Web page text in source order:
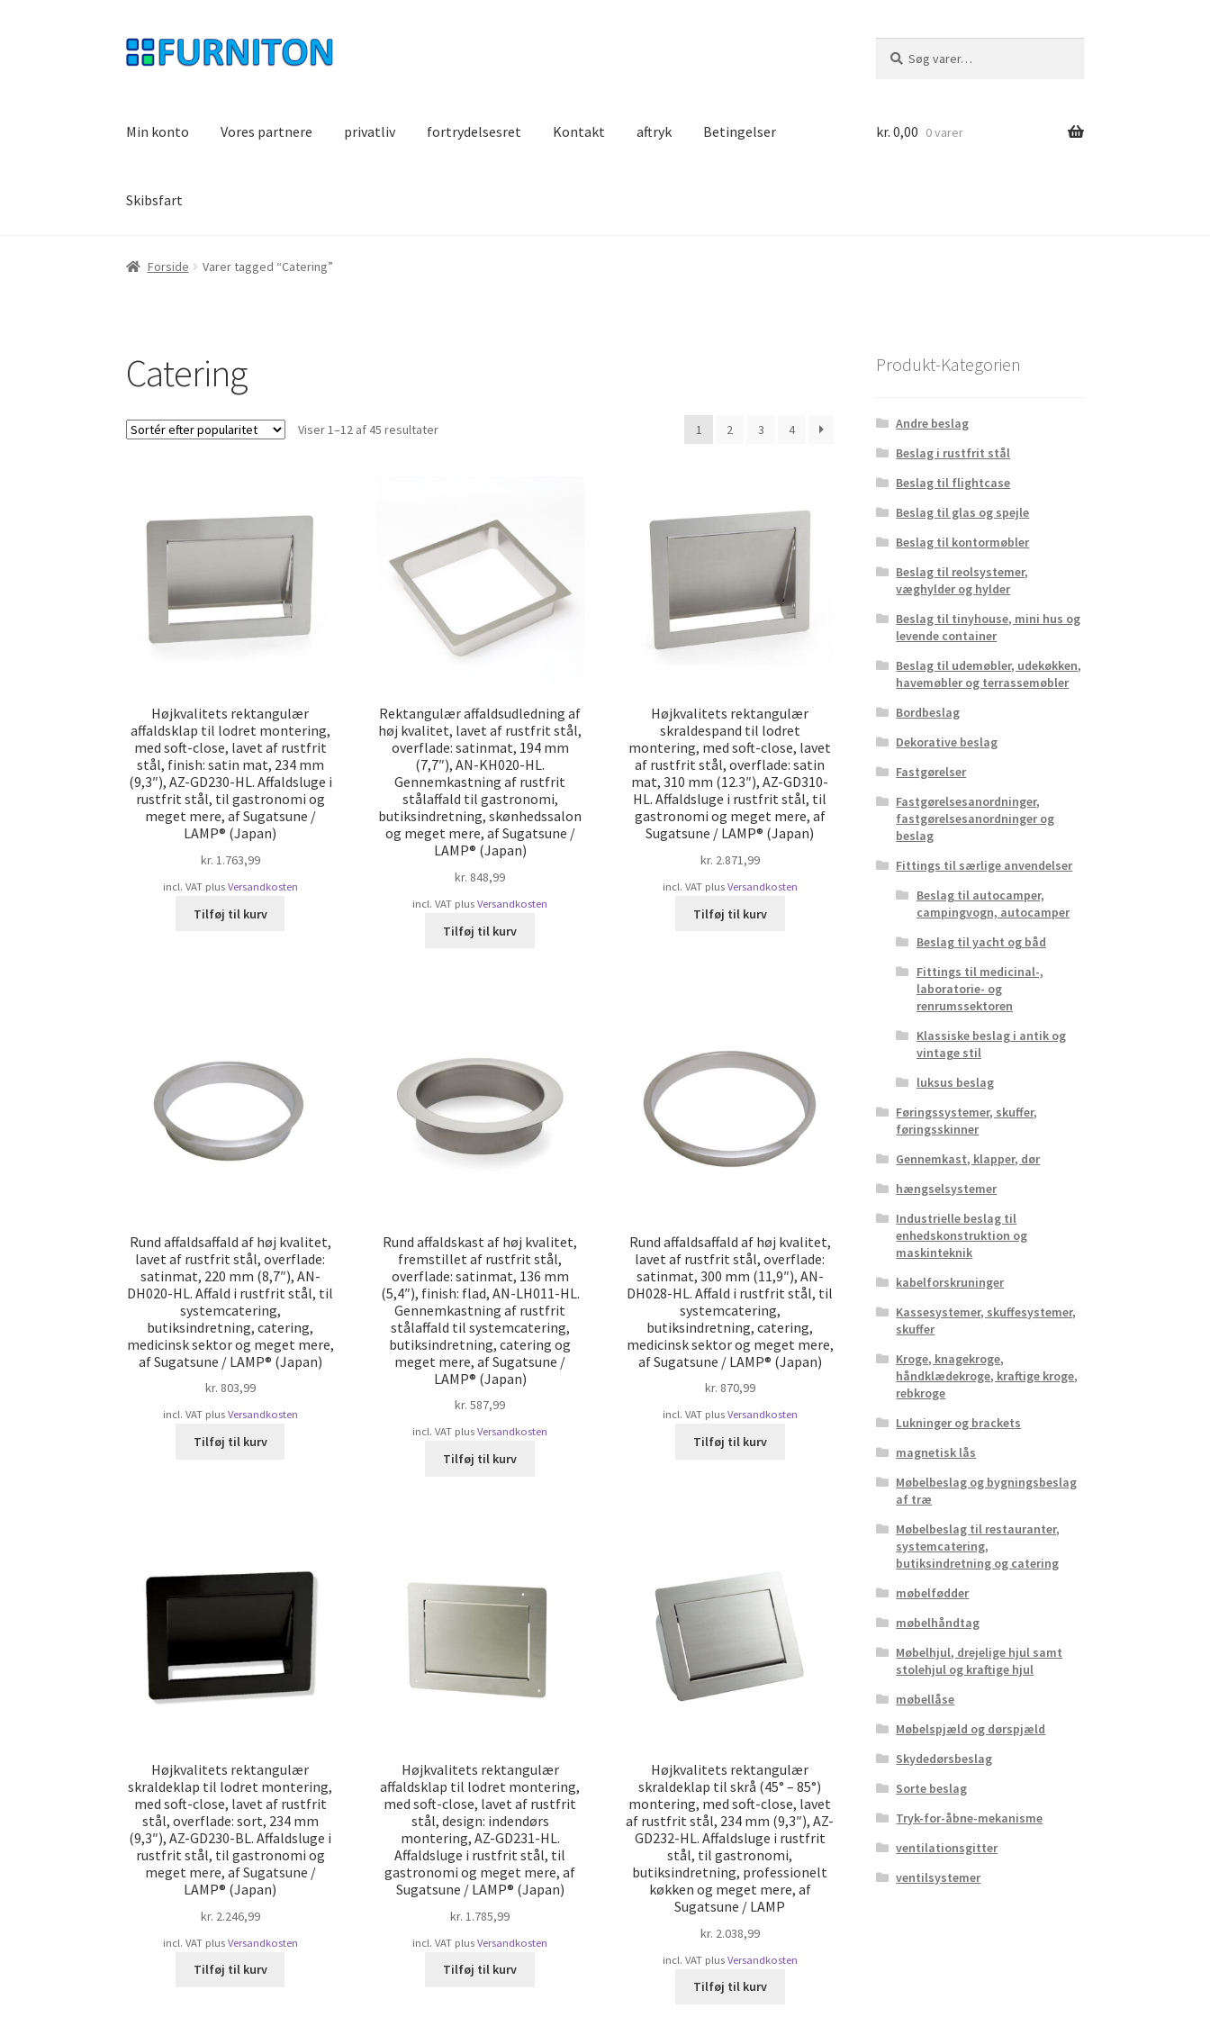
Spring
til
Spring
til
efter:
Min konto Vores partnere privatliv fortrydelsesret Kontakt aftryk Betingelser
Skibsfart
kr. 0,00 0 varer
Forside Varer tagged “Catering”
Catering
Viser 1–12 af 45 resultaterSorteret
1 2 3 4
Højkvalitets rektangulær
affaldsklap til lodret montering,
med soft-close, lavet af rustfrit
stål, finish: satin mat, 234 mm
(9,3″), AZ-GD230-HL. Affaldsluge i
rustfrit stål, til gastronomi og
meget mere, af Sugatsune /
LAMP® (Japan)
kr. 1.763,99
incl. VAT plus Versandkosten
Tilføj til kurv
Rektangulær affaldsudledning af
høj kvalitet, lavet af rustfrit stål,
overflade: satinmat, 194 mm
(7,7″), AN-KH020-HL.
Gennemkastning af rustfrit
stålaffald til gastronomi,
butiksindretning, skønhedssalon
og meget mere, af Sugatsune /
LAMP® (Japan)
kr. 848,99
incl. VAT plusVersandkosten
Tilføj til kurv
Højkvalitets rektangulær
skraldespand til lodret
montering, med soft-close, lavet
af rustfrit stål, overflade: satin
mat, 310 mm (12.3″), AZ-GD310-
HL. Affaldsluge i rustfrit stål, til
gastronomi og meget mere, af
Sugatsune / LAMP® (Japan)
kr. 2.871,99
incl. VAT plus Versandkosten
Tilføj til kurv
Rund affaldsaffald af høj kvalitet,
lavet af rustfrit stål, overflade:
satinmat, 220 mm (8,7″), AN-
DH020-HL. Affald i rustfrit stål, til
systemcatering,
butiksindretning, catering,
medicinsk sektor og meget mere,
af Sugatsune / LAMP® (Japan)
kr. 803,99
incl. VAT plus Versandkosten
Tilføj til kurv
Rund affaldskast af høj kvalitet,
fremstillet af rustfrit stål,
overflade: satinmat, 136 mm
(5,4″), finish: flad, AN-LH011-HL.
Gennemkastning af rustfrit
stålaffald til systemcatering,
butiksindretning, catering og
meget mere, af Sugatsune /
LAMP® (Japan)
kr. 587,99
incl. VAT plusVersandkosten
Tilføj til kurv
Rund affaldsaffald af høj kvalitet,
lavet af rustfrit stål, overflade:
satinmat, 300 mm (11,9″), AN-
DH028-HL. Affald i rustfrit stål, til
systemcatering,
butiksindretning, catering,
medicinsk sektor og meget mere,
af Sugatsune / LAMP® (Japan)
kr. 870,99
incl. VAT plus Versandkosten
Tilføj til kurv
Højkvalitets rektangulær
skraldeklap til lodret montering,
med soft-close, lavet af rustfrit
stål, overflade: sort, 234 mm
(9,3″), AZ-GD230-BL. Affaldsluge i
rustfrit stål, til gastronomi og
meget mere, af Sugatsune /
LAMP® (Japan)
kr. 2.246,99
incl. VAT plus Versandkosten
Tilføj til kurv
Højkvalitets rektangulær
affaldsklap til lodret montering,
med soft-close, lavet af rustfrit
stål, design: indendørs
montering, AZ-GD231-HL.
Affaldsluge i rustfrit stål, til
gastronomi og meget mere, af
Sugatsune / LAMP® (Japan)
kr. 1.785,99
incl. VAT plusVersandkosten
Tilføj til kurv
Højkvalitets rektangulær
skraldeklap til skrå (45° – 85°)
montering, med soft-close, lavet
af rustfrit stål, 234 mm (9,3″), AZ-
GD232-HL. Affaldsluge i rustfrit
stål, til gastronomi,
butiksindretning, professionelt
køkken og meget mere, af
Sugatsune / LAMP
kr. 2.038,99
incl. VAT plus Versandkosten
Tilføj til kurv
Produkt-Kategorien
Andre beslag
Beslag i rustfrit stål
Beslag til flightcase
Beslag til glas og spejle
Beslag til kontormøbler
Beslag til reolsystemer,
væghylder og hylder
Beslag til tinyhouse, mini hus og
levende container
Beslag til udemøbler, udekøkken,
havemøbler og terrassemøbler
Bordbeslag
Dekorative beslag
Fastgørelser
Fastgørelsesanordninger,
fastgørelsesanordninger og
beslag
Fittings til særlige anvendelser
Beslag til autocamper,
campingvogn, autocamper
Beslag til yacht og båd
Fittings til medicinal-,
laboratorie- og
renrumssektoren
Klassiske beslag i antik og
vintage stil
luksus beslag
Føringssystemer, skuffer,
føringsskinner
Gennemkast, klapper, dør
hængselsystemer
Industrielle beslag til
enhedskonstruktion og
maskinteknik
kabelforskruninger
Kassesystemer, skuffesystemer,
skuffer
Kroge, knagekroge,
håndklædekroge, kraftige kroge,
rebkroge
Lukninger og brackets
magnetisk lås
Møbelbeslag og bygningsbeslag
af træ
Møbelbeslag til restauranter,
systemcatering,
butiksindretning og catering
møbelfødder
møbelhåndtag
Møbelhjul, drejelige hjul samt
stolehjul og kraftige hjul
møbellåse
Møbelspjæld og dørspjæld
Skydedørsbeslag
Sorte beslag
Tryk-for-åbne-mekanisme
ventilationsgitter
ventilsystemer